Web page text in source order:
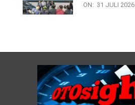
ON: 31 JULI 2026